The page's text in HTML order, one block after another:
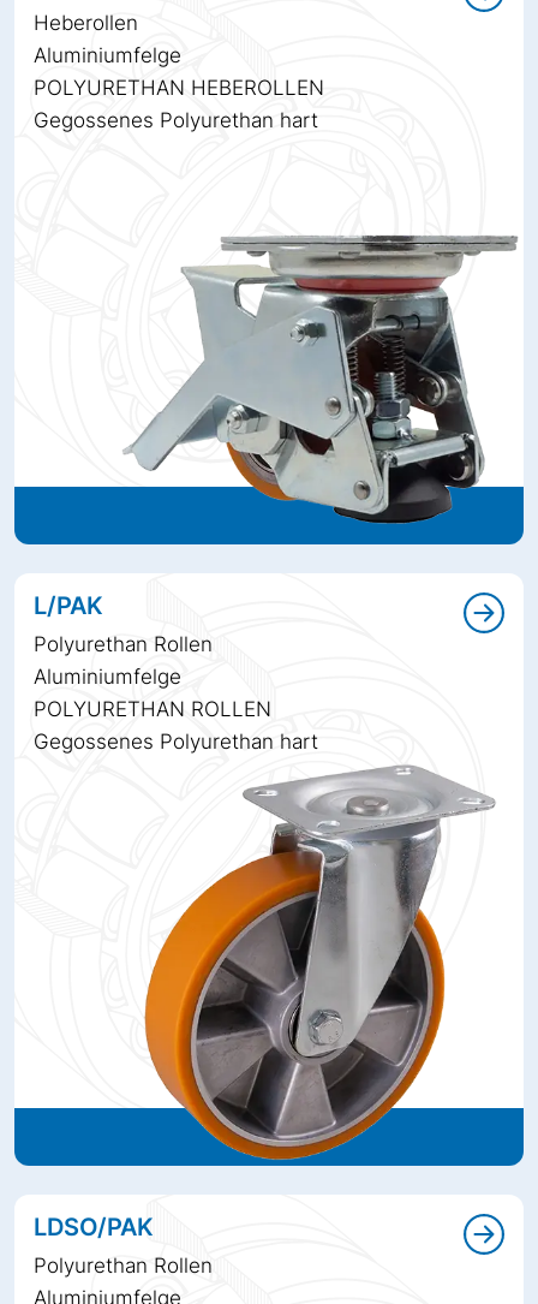
Heberollen
Aluminiumfelge
POLYURETHAN HEBEROLLEN
Gegossenes Polyurethan hart
L/PAK
Polyurethan Rollen
Aluminiumfelge
POLYURETHAN ROLLEN
Gegossenes Polyurethan hart
LDSO/PAK
Polyurethan Rollen
Aluminiumfelge